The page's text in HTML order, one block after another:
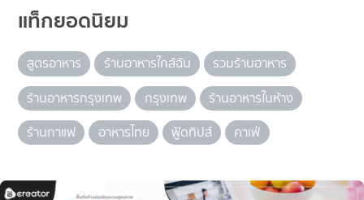
แท็กยอดนิยม
สูตรอาหาร ร้านอาหารใกล้ฉัน
รวมร้านอาหาร
ร้านอาหารกรุงเทพ
กรุงเทพ
ร้านอาหารในห้าง
ร้านกาแฟ
อาหารไทย ฟู้ดทิปส์ คาเฟ่